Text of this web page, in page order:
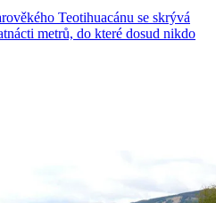
Teotihuacánu se skrývá
metrů, do které dosud nikdo